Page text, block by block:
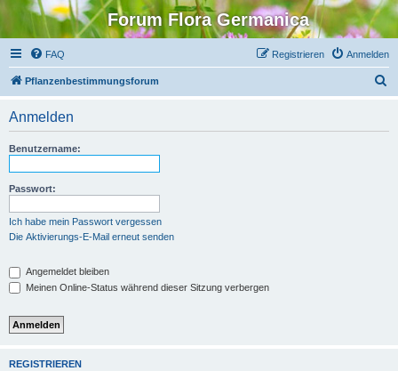
Forum Flora Germanica
FAQ Anmelden
Registrieren
Pflanzenbestimmungsforum
Anmelden
Benutzername:
Passwort:
Ich habe mein Passwort vergessen
Die Aktivierungs-E-Mail erneut senden
Angemeldet bleiben
Meinen Online-Status während dieser Sitzung verbergen
REGISTRIEREN